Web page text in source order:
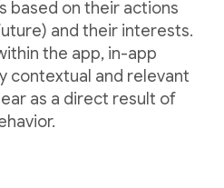
based on their actions
and their interests.
the app, in-app
contextual and relevant
as a direct result of